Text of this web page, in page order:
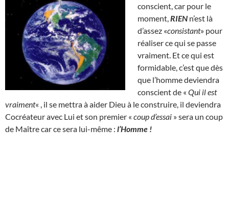
conscient, car pour le
moment, RIEN n’est là
d’assez «consistant» pour
réaliser ce qui se passe
vraiment. Et ce qui est
formidable, c’est que dès
que l’homme deviendra
conscient de « Qui il est
vraiment« , il se mettra à aider Dieu à le construire, il deviendra
Cocréateur avec Lui et son premier « coup d’essai » sera un coup
de Maître car ce sera lui-même : l’Homme !